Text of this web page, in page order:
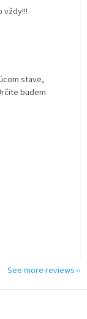
vždy!!!
stave,
budem
See more reviews